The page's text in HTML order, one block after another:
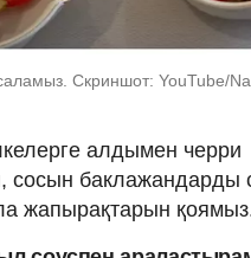
Скриншот: YouTube/
алдымен черри
сосын баклажандарды
жапырақтарын